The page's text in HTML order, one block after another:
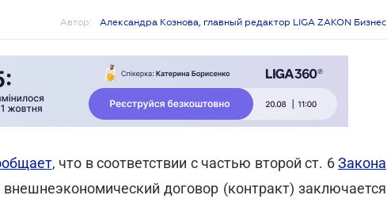
Автор: Александра Кознова, главный редактор LIGA ZAKON Бизнес
, что в соответствии с частью второй ст. 6Закона
внешнеэкономический договор (контракт) заключается